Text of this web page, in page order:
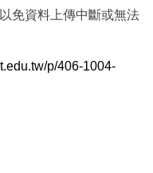
免資料上傳中斷或無法
p/406-1004-